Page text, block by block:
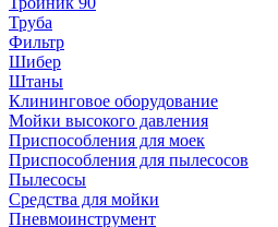
Труба
Фильтр
Шибер
Штаны
Клининговое оборудование
Мойки высокого давления
Приспособления для моек
Приспособления для пылесосов
Пылесосы
Средства для мойки
Пневмоинструмент